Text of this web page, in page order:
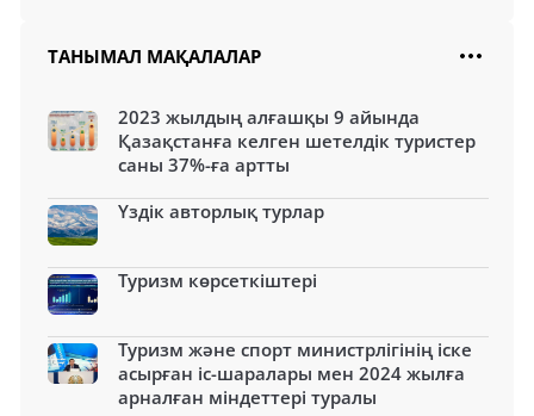
ТАНЫМАЛ МАҚАЛАЛАР
2023 жылдың алғашқы 9 айында
Қазақстанға келген шетелдік туристер
саны 37%-ға артты
Үздік авторлық турлар
Туризм көрсеткіштері
Туризм және спорт министрлігінің іске
асырған іс-шаралары мен 2024 жылға
арналған міндеттері туралы